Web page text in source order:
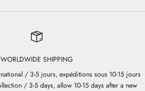
WORLDWIDE SHIPPING
/ 3-5 jours, expéditions sous 10-15 jours
/ 3-5 days, allow 10-15 days after a new